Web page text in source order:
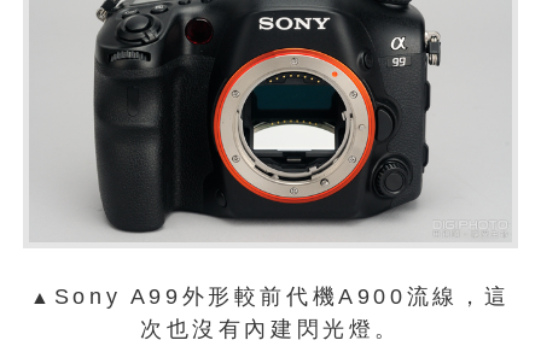
▲ Sony A99外形較前代機A900流線，這
次也沒有內建閃光燈。